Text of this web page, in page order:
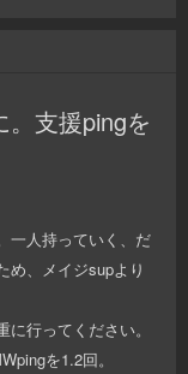
支援pingを
一人持っていく、だ
め、メイジsupより
行ってください。
を1.2回。